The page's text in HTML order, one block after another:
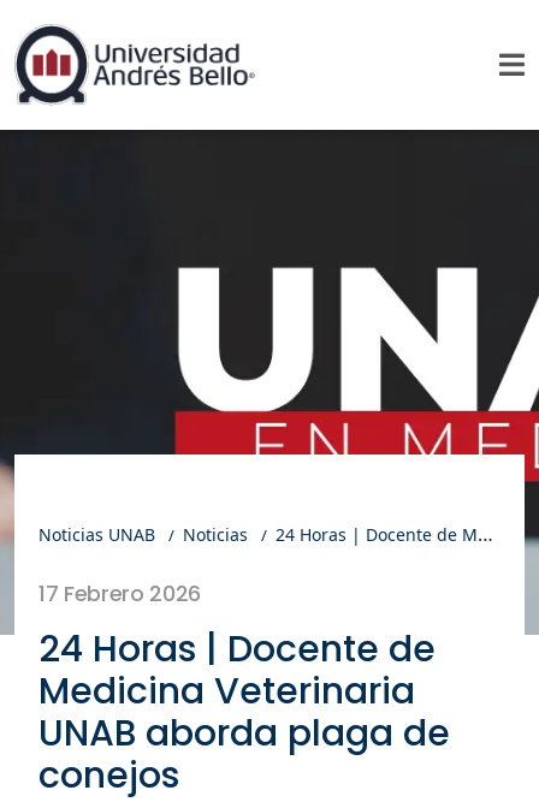
Noticias UNAB Noticias 24 Horas | Docente de Medicina Veterinaria UNAB aborda plaga de conejos
17 Febrero 2026
24 Horas | Docente de
Medicina Veterinaria
UNAB aborda plaga de
conejos